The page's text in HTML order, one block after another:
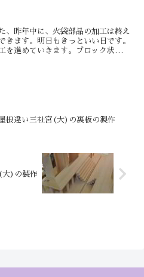
、昨年中に、火袋部品の加工は終え
きます。明日もきっといい日です。
を進めていきます。ブロック状にし
根違い三社宮(大)の裏板の製作
大)の製作